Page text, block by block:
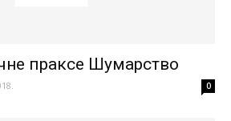
праксе Шумарство
0